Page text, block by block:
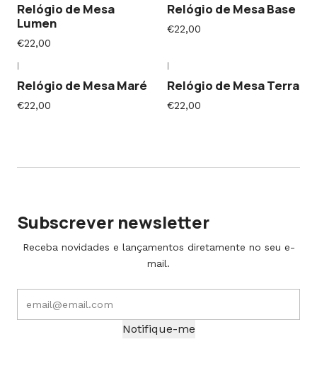
Relógio de Mesa
Lumen
€22,00
Relógio de Mesa Base
€22,00
Relógio de Mesa Maré
€22,00
Relógio de Mesa Terra
€22,00
Subscrever newsletter
Receba novidades e lançamentos diretamente no seu e-
mail.
Notifique-me